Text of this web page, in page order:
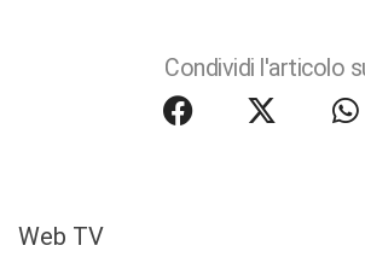
Condividi l'articolo
Web TV